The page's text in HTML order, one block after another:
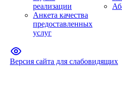
реализации
Анкета качества
предоставленных
услуг
Версия сайта для слабовидящих